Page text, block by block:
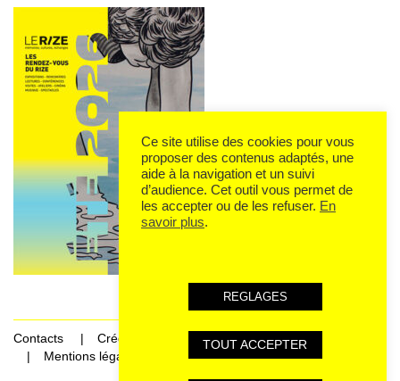
Contacts
Crédits
Mentions légales et données personnelles
Ce site utilise des cookies pour vous
proposer des contenus adaptés, une
aide à la navigation et un suivi
d’audience. Cet outil vous permet de
les accepter ou de les refuser. En
savoir plus.
REGLAGES
TOUT ACCEPTER